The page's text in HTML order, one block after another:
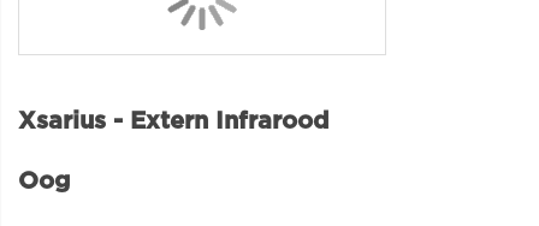
Xsarius - Extern Infrarood
Oog